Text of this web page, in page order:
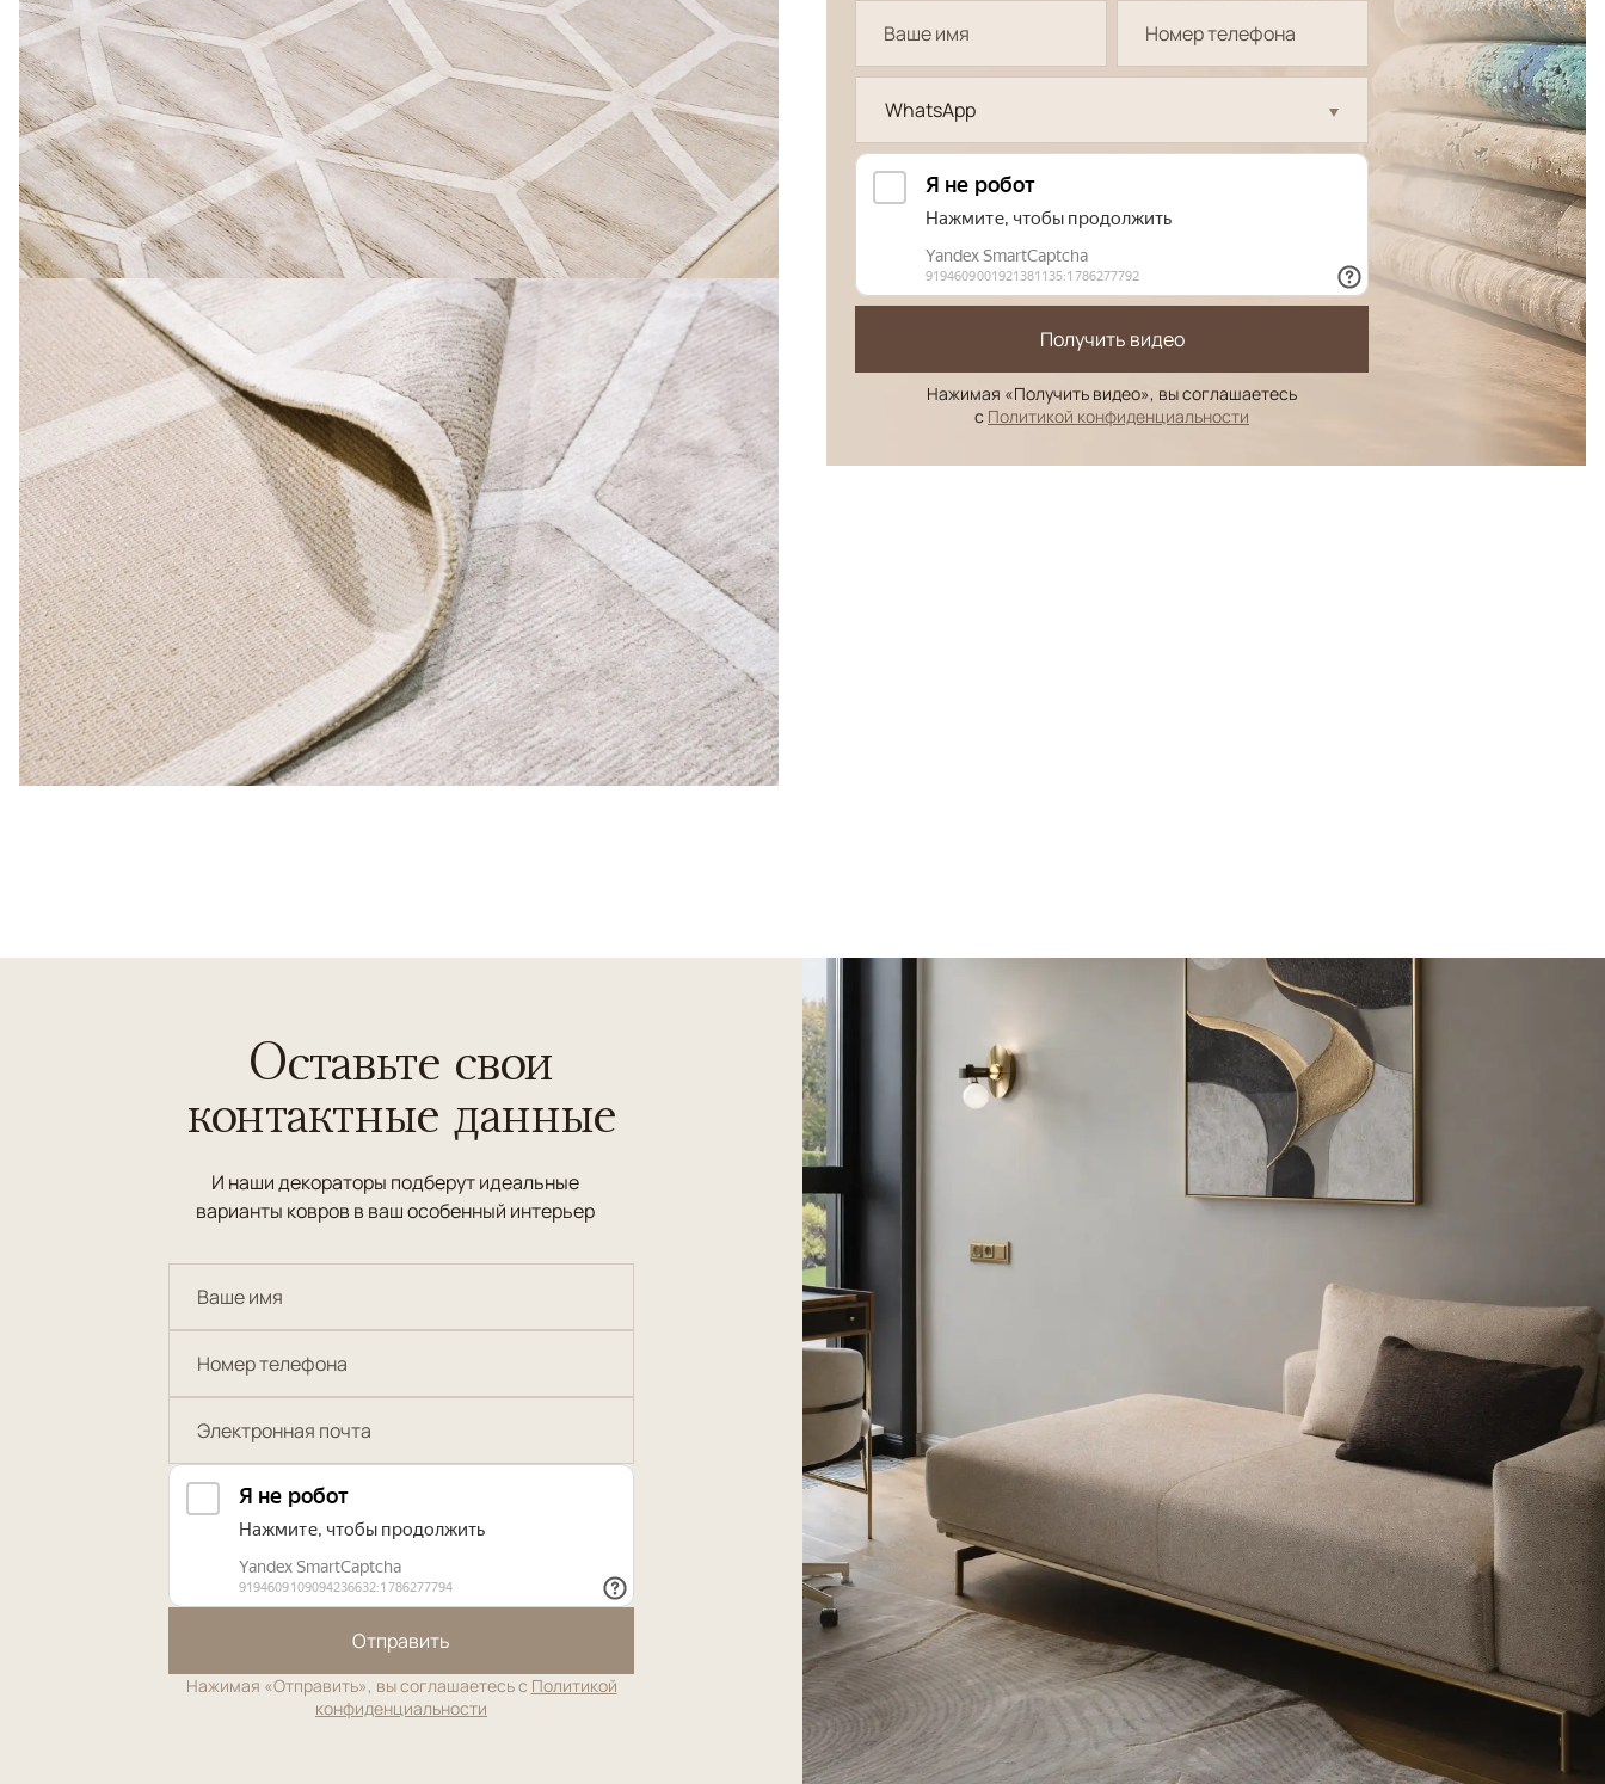
WhatsApp
Получить видео
Нажимая «Получить видео», вы соглашаетесь
с Политикой конфиденциальности
Оставьте свои
контактные данные
И наши декораторы подберут идеальные
варианты ковров в ваш особенный интерьер
Отправить
Нажимая «Отправить», вы соглашаетесь с Политикой
конфиденциальности